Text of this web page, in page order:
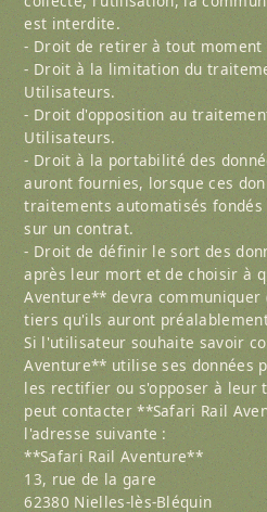
est interdite.
- Droit de retirer à tout moment
- Droit à la limitation du
Utilisateurs.
- Droit d'opposition au
Utilisateurs.
- Droit à la portabilité des
auront fournies, lorsque ces
traitements automatisés
sur un contrat.
- Droit de définir le sort des
après leur mort et de choisir à
Aventure** devra communiquer
tiers qu'ils auront
Si l'utilisateur souhaite savoir
Aventure** utilise ses données
les rectifier ou s'opposer à
peut contacter **Safari Rail
l'adresse suivante :
**Safari Rail Aventure**
13, rue de la gare
62380 Nielles-lès-Bléquin